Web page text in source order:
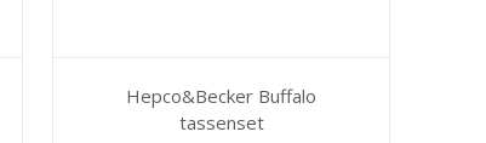
Hepco&Becker Buffalo
tassenset